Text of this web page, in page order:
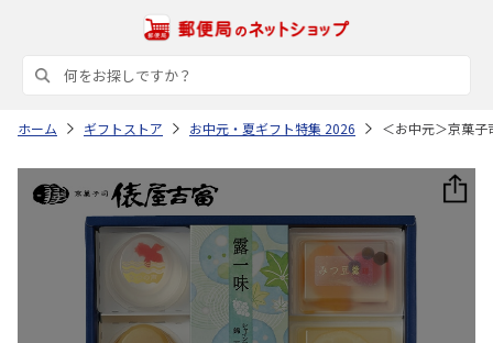
ホーム ギフトストア お中元・夏ギフト特集 2026 ＜お中元＞京菓